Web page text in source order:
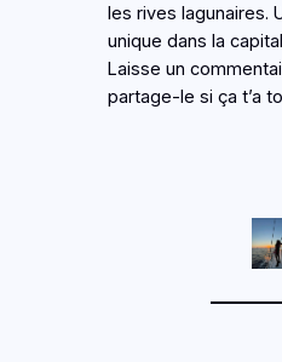
les rives lagunaires.
unique dans la
Laisse un
partage-le si ça t’a